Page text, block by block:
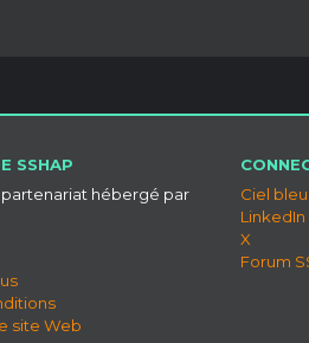
SSHAP
partenariat hébergé par
site Web
Ciel bleu
LinkedIn
X
Forum